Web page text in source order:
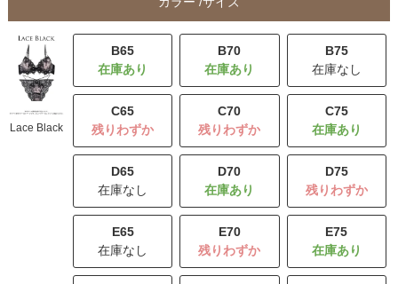
Lace Black
B65 B70
B75
在庫なし
C65
残りわずか
C70
残りわずか
C75
D65
在庫なし
D70
D75
残りわずか
E65
在庫なし
E70
残りわずか
E75